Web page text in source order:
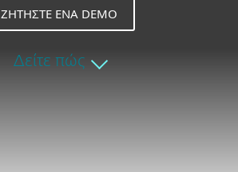
ΖΗΤΉΣΤΕ ΈΝΑ DEMO
Δείτε πώς